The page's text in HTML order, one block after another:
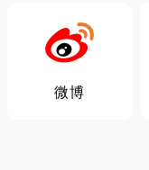
微博